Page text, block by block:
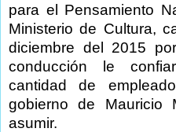
para el Pensamiento
Ministerio de Cultura,
diciembre del 2015
conducción le
cantidad de
gobierno de Mauricio
asumir.